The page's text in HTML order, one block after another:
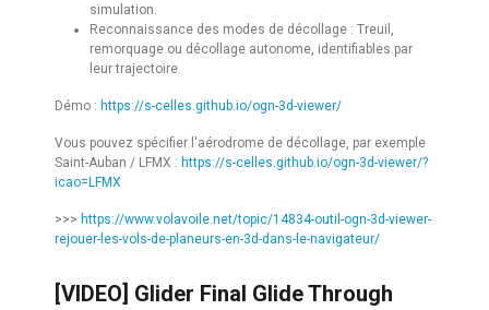
simulation.
Reconnaissance des modes de décollage : Treuil,
remorquage ou décollage autonome, identifiables par
leur trajectoire.
Démo : https://s-celles.github.io/ogn-3d-viewer/
Vous pouvez spécifier l'aérodrome de décollage, par exemple
Saint-Auban / LFMX : https://s-celles.github.io/ogn-3d-viewer/?
icao=LFMX
>>> https://www.volavoile.net/topic/14834-outil-ogn-3d-viewer-
rejouer-les-vols-de-planeurs-en-3d-dans-le-navigateur/
[VIDEO] Glider Final Glide Through